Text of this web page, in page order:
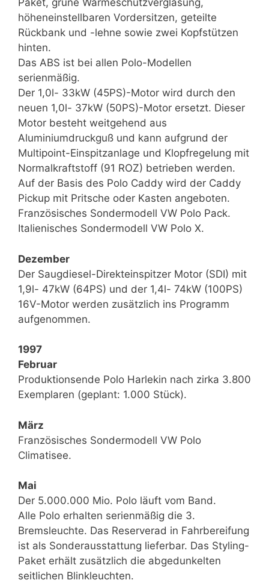
Paket, grüne Wärmeschutzverglasung,
höheneinstellbaren Vordersitzen, geteilte
Rückbank und -lehne sowie zwei Kopfstützen
hinten.
Das ABS ist bei allen Polo-Modellen
serienmäßig.
Der 1,0l- 33kW (45PS)-Motor wird durch den
neuen 1,0l- 37kW (50PS)-Motor ersetzt. Dieser
Motor besteht weitgehend aus
Aluminiumdruckguß und kann aufgrund der
Multipoint-Einspitzanlage und Klopfregelung mit
Normalkraftstoff (91 ROZ) betrieben werden.
Auf der Basis des Polo Caddy wird der Caddy
Pickup mit Pritsche oder Kasten angeboten.
Französisches Sondermodell VW Polo Pack.
Italienisches Sondermodell VW Polo X.
Dezember
Der Saugdiesel-Direkteinspitzer Motor (SDI) mit
1,9l- 47kW (64PS) und der 1,4l- 74kW (100PS)
16V-Motor werden zusätzlich ins Programm
aufgenommen.
1997
Februar
Produktionsende Polo Harlekin nach zirka 3.800
Exemplaren (geplant: 1.000 Stück).
März
Französisches Sondermodell VW Polo
Climatisee.
Mai
Der 5.000.000 Mio. Polo läuft vom Band.
Alle Polo erhalten serienmäßig die 3.
Bremsleuchte. Das Reserverad in Fahrbereifung
ist als Sonderausstattung lieferbar. Das Styling-
Paket erhält zusätzlich die abgedunkelten
seitlichen Blinkleuchten.